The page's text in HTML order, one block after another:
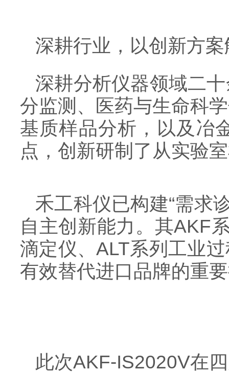
深耕行业，以创新方
深耕分析仪器领域二
分监测、医药与生命科
基质样品分析，以及冶
点，创新研制了从实验
禾工科仪已构建“需求
自主创新能力。其AKF
滴定仪、ALT系列工业
有效替代进口品牌的重
此次AKF-IS2020V在